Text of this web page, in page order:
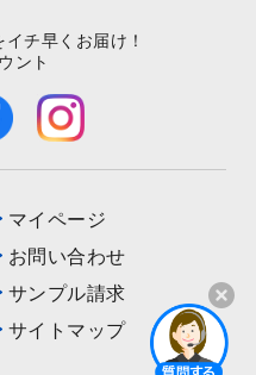
マイページ
お問い合わせ
サンプル請求
サイトマップ
チ早くお届け！
ント
開く